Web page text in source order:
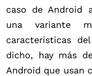
caso de Android
una variante
características
dicho, hay más
Android que usan